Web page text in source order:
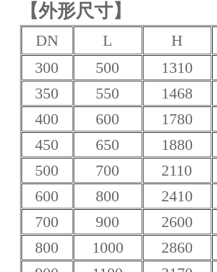
【外形尺寸】
DN L H
300
500 1310
350
550 1468
400
600 1780
450
650 1880
500
700 2110
600
800 2410
700
900 2600
800
1000 2860